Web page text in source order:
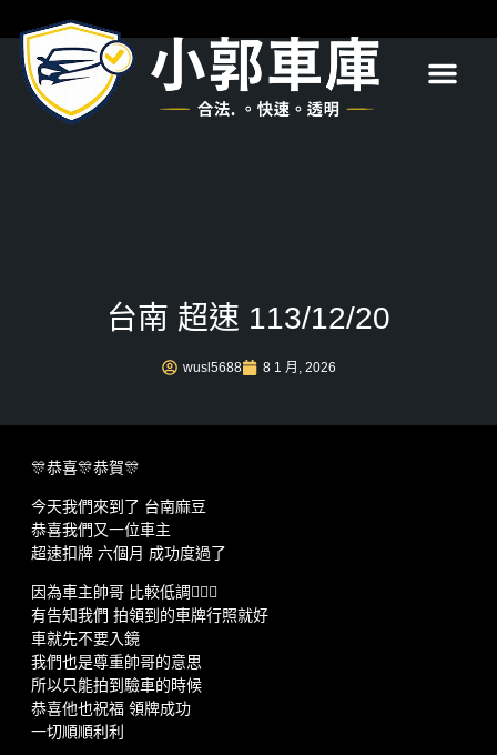
台南 超速 113/12/20
wusl5688 8 1 月, 2026
🎊恭喜🎊恭賀🎊
今天我們來到了 台南麻豆
恭喜我們又一位車主
超速扣牌 六個月 成功度過了
因為車主帥哥 比較低調💁🏻‍♂️
有告知我們 拍領到的車牌行照就好
車就先不要入鏡
我們也是尊重帥哥的意思
所以只能拍到驗車的時候
恭喜他也祝福 領牌成功
一切順順利利